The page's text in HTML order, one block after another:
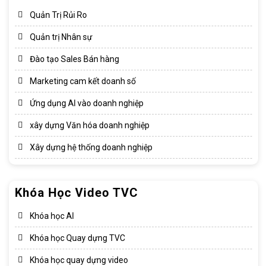
Quản Trị Rủi Ro
Quản trị Nhân sự
Đào tạo Sales Bán hàng
Marketing cam kết doanh số
Ứng dụng AI vào doanh nghiệp
xây dựng Văn hóa doanh nghiệp​
Xây dựng hệ thống doanh nghiệp​
Khóa Học Video TVC
Khóa học AI
Khóa học Quay dựng TVC
Khóa học quay dựng video